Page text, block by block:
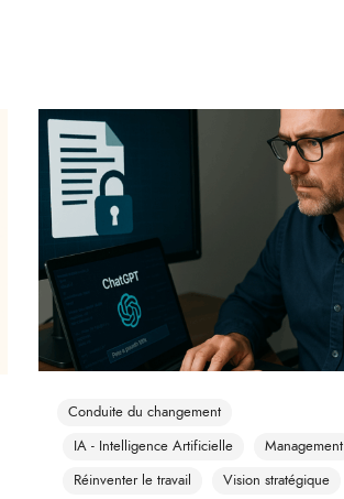
Conduite du changement
IA - Intelligence Artificielle
Management
Réinventer le travail
Vision stratégique